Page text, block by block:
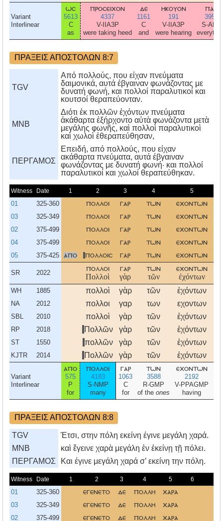
Variant
Interlinear
ωσ
5613
C
as
προσειχον
4337
V-IIA3P
were taking heed
δε
1161
C
and
ηκουον
191
V-IIA3P
were hearing
παν
3956
S-ANS
ΠΡΑΞΕΙΣ ΑΠΟΣΤΟΛΩΝ 8:7
TGV
Από πολλούς, που είχαν πνεύματα
δαιμονικά, αυτά έβγαιναν φωνάζοντας με
δυνατή φωνή, και πολλοί παραλυτικοί και
κουτσοί θεραπεύονταν.
MNB
Διότι ἐκ πολλῶν ἐχόντων πνεύματα
ἀκάθαρτα ἐξήρχοντο αὐτὰ φωνάζοντα μετὰ
μεγάλης φωνῆς, καὶ πολλοὶ παραλυτικοὶ
καὶ χωλοὶ ἐθεραπεύθησαν,
ΠΕΡΓΑΜΟΣ
Eπειδή, από πολλούς, που είχαν
ακάθαρτα πνεύματα, αυτά έβγαιναν
φωνάζοντας με δυνατή φωνή· και πολλοί
παραλυτικοί και χωλοί θεραπεύθηκαν.
Witness Date 1 2 3 4 5
01 325-360 πολλοι γαρ των εχοντων
03 325-349 πολλοι γαρ των εχοντων
02 375-499 πολλοι γαρ των εχοντων
04 375-499 πολλοι γαρ των εχοντων
05 375-425 απο πολλοισ γαρ των εχοντων
SR 2022
πολλοι
Πολλοὶ
γαρ
γὰρ
των
τῶν
εχοντων
ἐχόντων
WH 1885 πολλοὶ γὰρ τῶν ἐχόντων
NA 2012 πολλοι γαρ των εχοντων
SBL 2010 πολλοὶ γὰρ τῶν ἐχόντων
RP 2018 Πολλῶν γὰρ τῶν ἐχόντων
ST 1550 πολλῶν γὰρ τῶν ἐχόντων
KJTR 2014 Πολλῶν γὰρ τῶν ἐχόντων
Variant
Interlinear
απο
575
P
for
πολλοι
4183
S-NMP
many
γαρ
1063
C
for
των
3588
R-GMP
of the ones
εχοντων
2192
V-PPAGMP
having
ΠΡΑΞΕΙΣ ΑΠΟΣΤΟΛΩΝ 8:8
TGV
Έτσι, στην πόλη εκείνη έγινε μεγάλη χαρά.
MNB
καὶ ἔγεινε χαρὰ μεγάλη ἐν ἐκείνῃ τῇ πόλει.
ΠΕΡΓΑΜΟΣ
Kαι έγινε μεγάλη χαρά σ’ εκείνη την πόλη.
Witness Date 1 2 3 4 5 6
01 325-360 εγενετο δε πολλη χαρα
03 325-349 εγενετο δε πολλη χαρα
02 375-499 εγενετο δε πολλη χαρα